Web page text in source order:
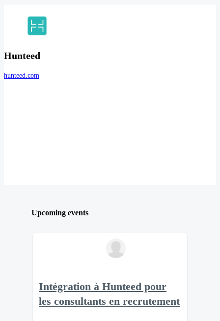
Hunteed
hunteed.com
Upcoming events
Intégration à Hunteed pour
les consultants en recrutement